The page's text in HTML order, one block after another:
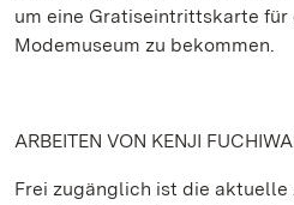
um eine Gratiseintrittskarte für
Modemuseum zu bekommen.
ARBEITEN VON KENJI
Frei zugänglich ist die aktuelle